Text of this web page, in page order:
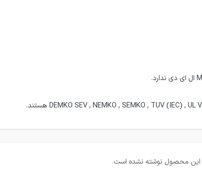
این محصول نوشته نشده است.